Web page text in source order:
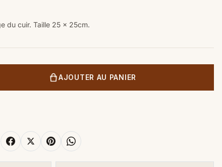
du cuir. Taille 25 x 25cm.
AJOUTER AU PANIER